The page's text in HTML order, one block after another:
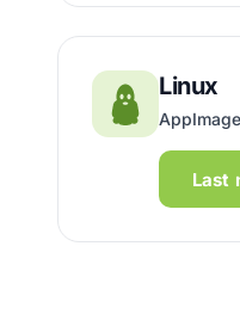
Linux
Last